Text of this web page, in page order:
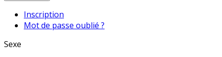
Inscription
Mot de passe oublié ?
Sexe